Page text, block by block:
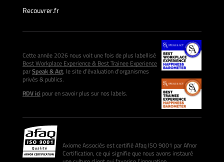
Recouvrer.fr
Cette année 2026 nous voit une fois de plus labellisé
Best Workplace Experience & Best Trainee Experience
parSpeak & Act, le site d’évaluation d’organismes
privés & publics.
RDV icipour en savoir plus sur nos labels.
Axiome Associés est certifié Afaq ISO 9001 par Afnor
Certification, ce qui signifie que nous avons instauré